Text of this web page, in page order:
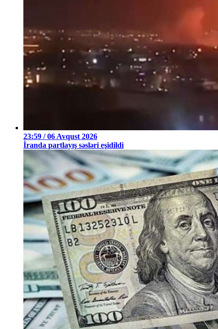
23:59 / 06 Avqust 2026
İranda partlayış səsləri eşidildi